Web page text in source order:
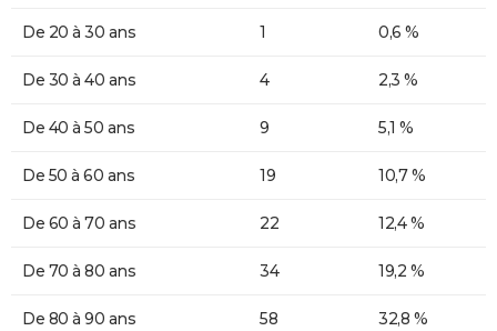
De 20 à 30 ans 1 0,6 %
De 30 à 40 ans 4 2,3 %
De 40 à 50 ans 9 5,1 %
De 50 à 60 ans 19 10,7 %
De 60 à 70 ans 22 12,4 %
De 70 à 80 ans 34 19,2 %
De 80 à 90 ans 58 32,8 %